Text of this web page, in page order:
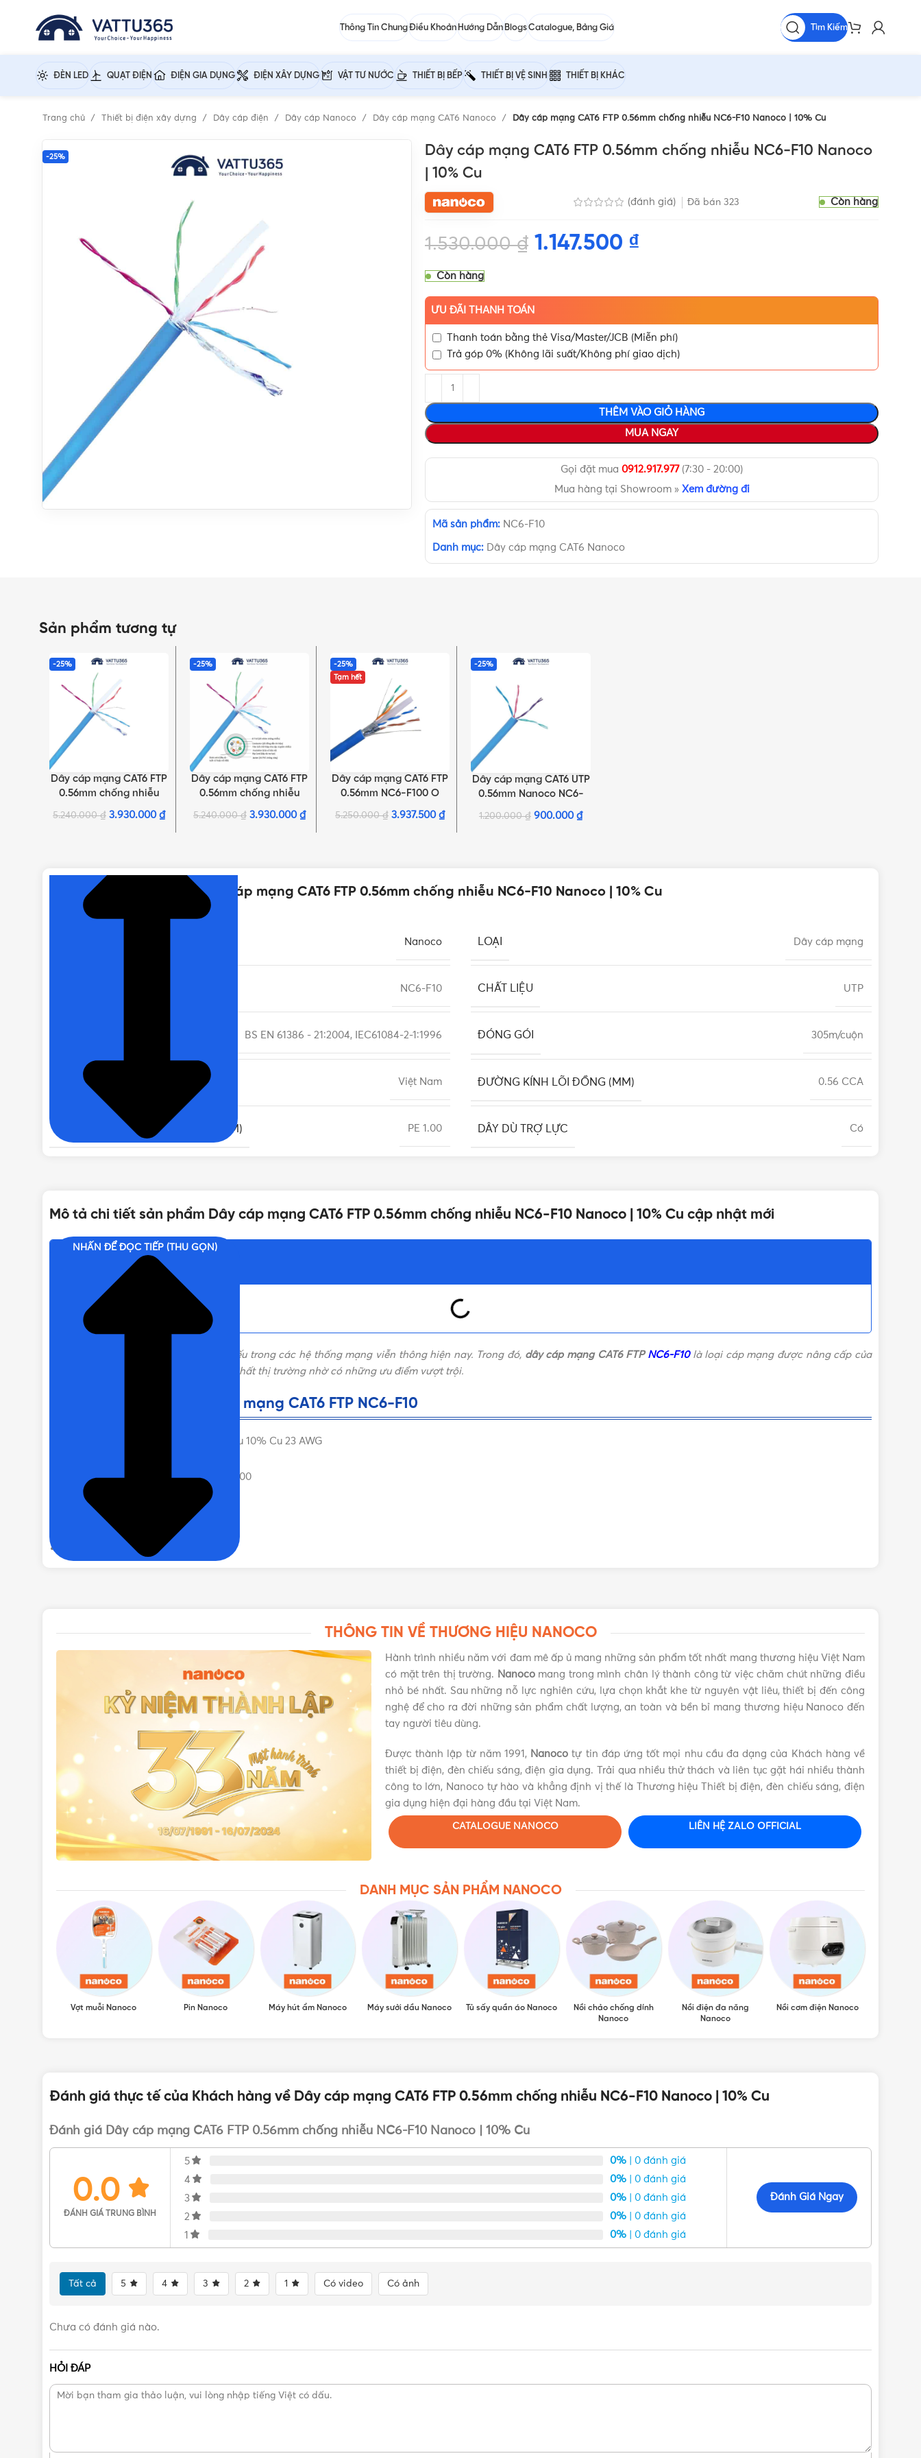
Thông Tin ChungĐiều Khoản Hướng Dẫn BlogsCatalogue, Bảng Giá Tìm Kiếm
ĐÈN LED QUẠT ĐIỆN ĐIỆN GIA DỤNG ĐIỆN XÂY DỰNG VẬT TƯ NƯỚC THIẾT BỊ BẾP THIẾT BỊ VỆ SINH THIẾT BỊ KHÁC
Trang chủ Thiết bị điện xây dựng Dây cáp điện Dây cáp Nanoco Dây cáp mạng CAT6 Nanoco Dây cáp mạng CAT6 FTP 0.56mm chống nhiễu NC6-F10 Nanoco | 10% Cu
-25%
Dây cáp mạng CAT6 FTP 0.56mm chống nhiễu NC6-F10 Nanoco
| 10% Cu
(đánh giá) Đã bán 323 Còn hàng
1.530.000₫ 1.147.500 ₫
Còn hàng
ƯU ĐÃI THANH TOÁN
Thanh toán bằng thẻ Visa/Master/JCB (Miễn phí)
Trả góp 0% (Không lãi suất/Không phí giao dịch)
THÊM VÀO GIỎ HÀNG
MUA NGAY
Gọi đặt mua 0912.917.977(7:30 - 20:00)
Mua hàng tại Showroom » Xem đường đi
Mã sản phẩm: NC6-F10
Danh mục: Dây cáp mạng CAT6 Nanoco
Sản phẩm tương tự
-25%
THÊM VÀO GIỎ HÀNG
Dây cáp mạng CAT6 FTP
0.56mm chống nhiễu
NC6-F100 Nanoco | 100%
Cu
5.240.000₫ 3.930.000 ₫
-25%
THÊM VÀO GIỎ HÀNG
Dây cáp mạng CAT6 FTP
0.56mm chống nhiễu
NC6-F100P Nanoco |
100% Cu
5.240.000₫ 3.930.000 ₫
-25%
Tạm hết
ĐỌC TIẾP
Dây cáp mạng CAT6 FTP
0.56mm NC6-F100 O
Nanoco chống nhiễu |
Có dầu
5.250.000₫ 3.937.500 ₫
-25%
THÊM VÀO GIỎ HÀNG
Dây cáp mạng CAT6 UTP
0.56mm Nanoco NC6-
U10 trắng
1.200.000₫ 900.000 ₫
Thông số kỹ thuật của Dây cáp mạng CAT6 FTP 0.56mm chống nhiễu NC6-F10 Nanoco | 10% Cu
Nanoco LOẠI Dây cáp mạng
NC6-F10 CHẤT LIỆU UTP
BS EN 61386 - 21:2004, IEC61084-2-1:1996 ĐÓNG GÓI 305m/cuộn
XUẤT XỨ Việt Nam ĐƯỜNG KÍNH LÕI ĐỒNG (MM) 0.56 CCA
ĐƯỜNG KÍNH LỚP VỎ BẢO VỆ (MM) PE 1.00 DÂY DÙ TRỢ LỰC Có
NHẤN ĐỂ XEM TIẾP (THU GỌN)
Mô tả chi tiết sản phẩm Dây cáp mạng CAT6 FTP 0.56mm chống nhiễu NC6-F10 Nanoco | 10% Cu cập nhật mới
Nội dung chính
là thiết bị không thể thiếu trong các hệ thống mạng viễn thông hiện nay. Trong đó, dây cáp mạng CAT6 FTP NC6-F10là loại cáp mạng được nâng cấp của
thương hiệu Nanoco được ưa chuộng nhất thị trường nhờ có những ưu điểm vượt trội.
Thông số kỹ thuật của cáp mạng CAT6 FTP NC6-F10
CAT6 FTP 0.51mm 4 Pairs chống nhiễu 10% Cu 23 AWG
Đường kính lớp vỏ bảo vệ (mm): PE 1.00
Dây dù trợ lực: Có
Vỏ PVC chống cháy (mm): PVC 6.6
Chiều dài: 305m/cuộn
Màu sắc: Màu xanh/trắng
NHẤN ĐỂ ĐỌC TIẾP (THU GỌN)
THÔNG TIN VỀ THƯƠNG HIỆU NANOCO
Hành trình nhiều năm với đam mê ấp ủ mang những sản phẩm tốt nhất mang thương hiệu Việt Nam
có mặt trên thị trường. Nanocomang trong mình chân lý thành công từ việc chăm chút những điều
nhỏ bé nhất. Sau những nỗ lực nghiên cứu, lựa chọn khắt khe từ nguyên vật liêu, thiết bị đến công
nghệ để cho ra đời những sản phẩm chất lượng, an toàn và bền bỉ mang thương hiệu Nanoco đến
tay người tiêu dùng.
Được thành lập từ năm 1991, Nanoco tự tin đáp ứng tốt mọi nhu cầu đa dạng của Khách hàng về
thiết bị điện, đèn chiếu sáng, điện gia dụng. Trải qua nhiều thử thách và liên tục gặt hái nhiều thành
công to lớn, Nanoco tự hào và khẳng định vị thế là Thương hiệu Thiết bị điện, đèn chiếu sáng, điện
gia dụng hiện đại hàng đầu tại Việt Nam.
CATALOGUE NANOCO LIÊN HỆ ZALO OFFICIAL
DANH MỤC SẢN PHẨM NANOCO
Vợt muỗi Nanoco Pin Nanoco Máy hút ẩm Nanoco Máy sưởi dầu Nanoco Tủ sấy quần áo Nanoco
Nồi chảo chống dính
Nanoco
Nồi điện đa năng
Nanoco
Nồi cơm điện Nanoco
Đánh giá thực tế của Khách hàng về Dây cáp mạng CAT6 FTP 0.56mm chống nhiễu NC6-F10 Nanoco | 10% Cu
Đánh giá Dây cáp mạng CAT6 FTP 0.56mm chống nhiễu NC6-F10 Nanoco | 10% Cu
0.0
ĐÁNH GIÁ TRUNG BÌNH
5 0% | 0 đánh giá
4
0% | 0 đánh giá
3
0% | 0 đánh giá
2
0% | 0 đánh giá
1
0% | 0 đánh giá
Đánh Giá Ngay
Tất cả 5 4 3 2 1 Có video Có ảnh
Chưa có đánh giá nào.
HỎI ĐÁP